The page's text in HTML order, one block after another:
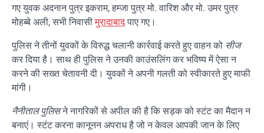
गए युवक अदनान पुत्र इकराम, हम्जा पुत्र मो. वारिश और मो. उमर पुत्र
मोहब्बे अली, सभी निवासीमुरादाबादपाए गए।
पुलिस ने तीनों युवकों के विरुद्ध चलानी कार्रवाई करते हुए वाहन को सीज
कर दिया है। साथ ही पुलिस ने उनकी काउंसलिंग कर भविष्य में ऐसा न
करने की सख्त चेतावनी दी। युवकों ने अपनी गलती को स्वीकारते हुए माफी
मांगी।
नैनीताल पुलिसने नागरिकों से अपील की है कि सड़क को स्टंट का मैदान न
बनाएं। स्टंट करना कानूनन अपराध है जो न केवल आपकी जान के लिए